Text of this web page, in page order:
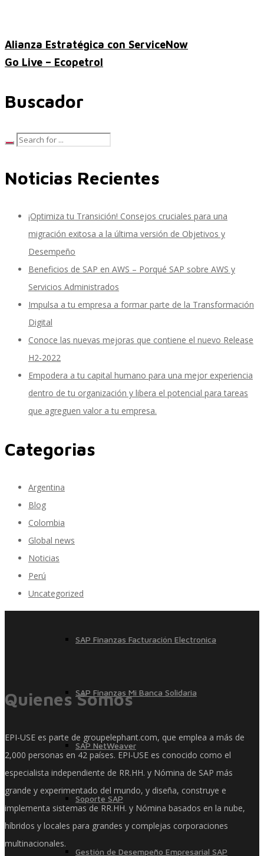
SAP SuccessFactors Training Education
Soporte SuccessFactors
SAP Time & Attendance by Workforce Software
SAP Travel OnDemand
SAP Finanzas Facturación Electronica
SAP Finanzas Mi Banca Solidaria
SAP NetWeaver
Soporte SAP
Gestión de Desempeño Empresarial SAP
Alianza Estratégica con ServiceNow
Go Live – Ecopetrol
Buscador
Noticias Recientes
¡Optimiza tu Transición! Consejos cruciales para una
migración exitosa a la última versión de Objetivos y
Desempeño
Beneficios de SAP en AWS – Porqué SAP sobre AWS y
Servicios Administrados
Impulsa a tu empresa a formar parte de la Transformación
Digital
Conoce las nuevas mejoras que contiene el nuevo Release
H2-2022
Empodera a tu capital humano para una mejor experiencia
dentro de tu organización y libera el potencial para tareas
que agreguen valor a tu empresa.
Categorias
Argentina
Blog
Colombia
Global news
Noticias
Perú
Uncategorized
Quienes Somos
EPI-USE es parte de groupelephant.com, que emplea a más de
2,000 personas en 42 países. EPI-USE es conocido como el
especialista independiente de RR.HH. y Nómina de SAP más
grande y experimentado del mundo, y diseña, construye e
implementa sistemas de RR.HH. y Nómina basados ​​en la nube,
híbridos y locales para grandes y complejas corporaciones
multinacionales.